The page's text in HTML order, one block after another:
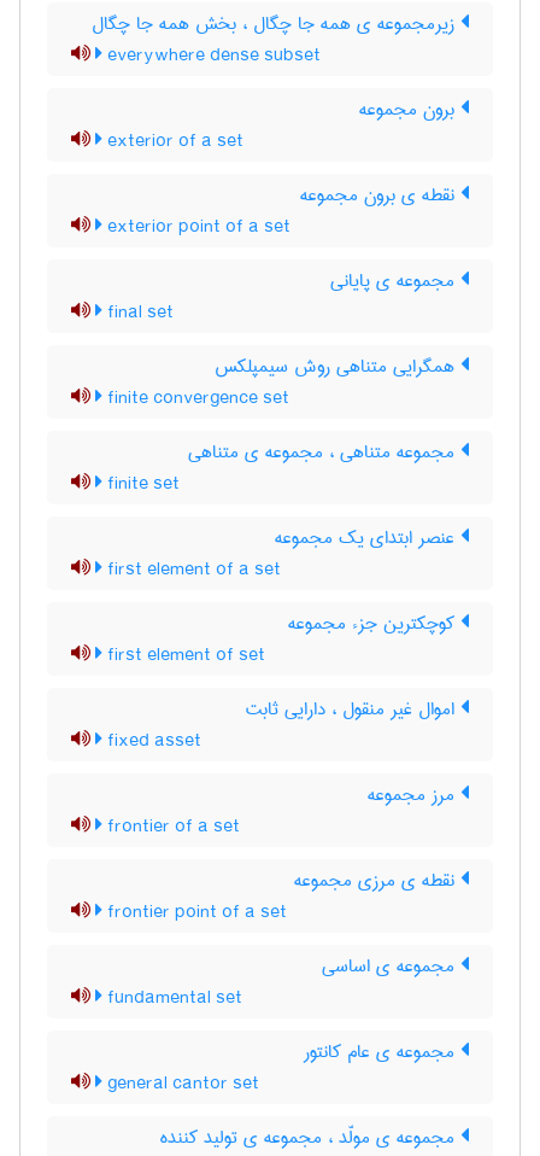
زیرمجموعه ی همه جا چگال ، بخش همه جا چگال
everywhere dense subset
برون مجموعه
exterior of a set
نقطه ی برون مجموعه
exterior point of a set
مجموعه ی پایانی
final set
همگرایی متناهی روش سیمپلکس
finite convergence set
مجموعه متناهی ، مجموعه ی متناهی
finite set
عنصر ابتدای یک مجموعه
first element of a set
کوچکترین جزء مجموعه
first element of set
اموال غیر منقول ، دارایی ثابت
fixed asset
مرز مجموعه
frontier of a set
نقطه ی مرزی مجموعه
frontier point of a set
مجموعه ی اساسی
fundamental set
مجموعه ی عام کانتور
general cantor set
مجموعه ی مولّد ، مجموعه ی تولید کننده